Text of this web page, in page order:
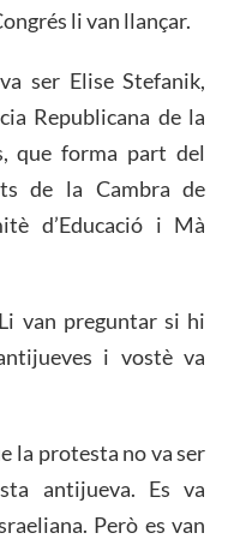
li van llançar.
ser Elise Stefanik,
Republicana de la
que forma part del
de la Cambra de
d’Educació i Mà
van preguntar si hi
i vostè va
la protesta no va ser
antijueva. Es va
Però es van